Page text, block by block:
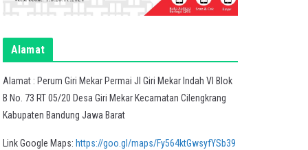
Alamat
Alamat : Perum Giri Mekar Permai Jl Giri Mekar Indah VI Blok
B No. 73 RT 05/20 Desa Giri Mekar Kecamatan Cilengkrang
Kabupaten Bandung Jawa Barat
Link Google Maps: https://goo.gl/maps/Fy564ktGwsyfYSb39